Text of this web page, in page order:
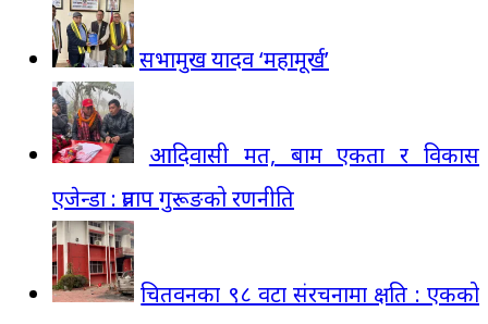
सभामुख यादव ‘महामूर्ख’
आदिवासी मत, बाम एकता र विकास
एजेन्डा : प्रताप गुरूङको रणनीति
चितवनका ९८ वटा संरचनामा क्षति : एकको